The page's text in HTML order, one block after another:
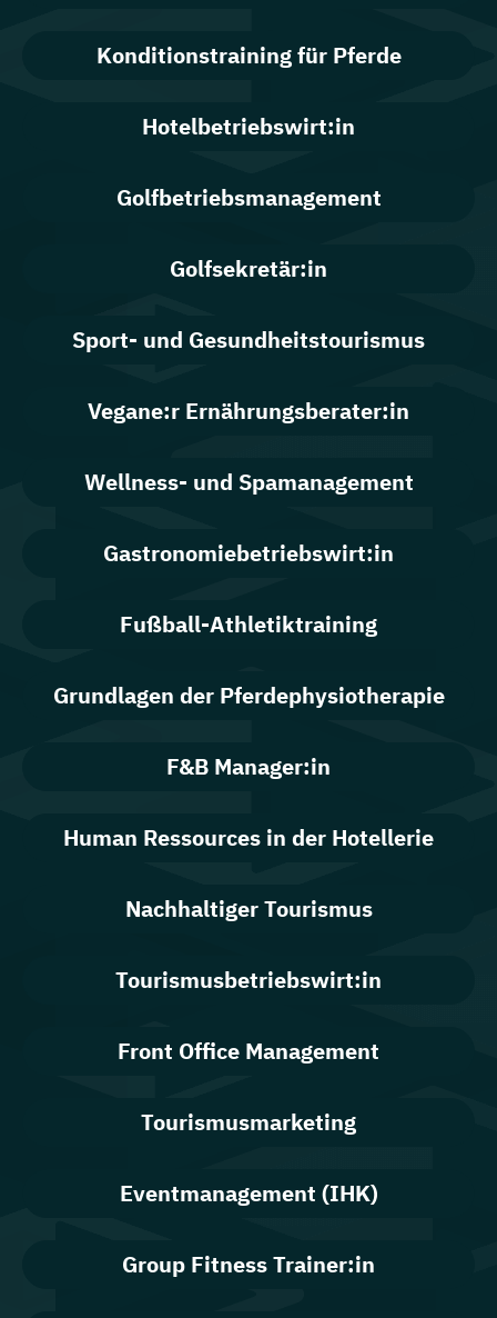
Konditionstraining für Pferde
Hotelbetriebswirt:in
Golfbetriebsmanagement
Golfsekretär:in
Sport- und Gesundheitstourismus
Vegane:r Ernährungsberater:in
Wellness- und Spamanagement
Gastronomiebetriebswirt:in
Fußball-Athletiktraining
Grundlagen der Pferdephysiotherapie
F&B Manager:in
Human Ressources in der Hotellerie
Nachhaltiger Tourismus
Tourismusbetriebswirt:in
Front Office Management
Tourismusmarketing
Eventmanagement (IHK)
Group Fitness Trainer:in